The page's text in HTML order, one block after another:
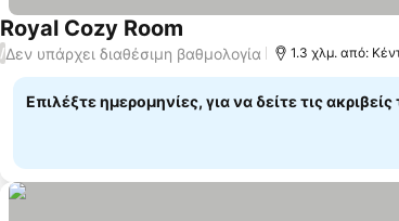
Royal Cozy Room
/Δεν υπάρχει διαθέσιμη βαθμολογία 1.3 χλμ. από:
Επιλέξτε ημερομηνίες, για να δείτε τις ακριβείς